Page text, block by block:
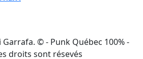
Garrafa. ©- Punk Québec 100% -
droits sont résevés